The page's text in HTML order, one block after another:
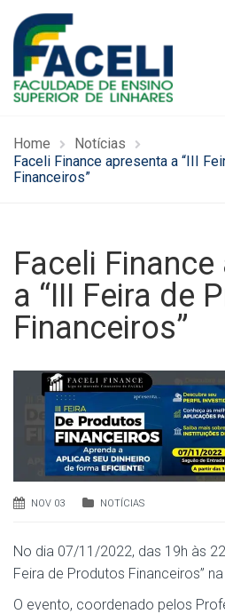
Home
Notícias
Faceli Finance apresenta a “III
Financeiros”
Faceli
a “III Feira de
Financeiros”
NOV 03 NOTÍCIAS
No dia 07/11/2022, das 19h às
Feira de Produtos Financeiros”
O evento, coordenado pelos